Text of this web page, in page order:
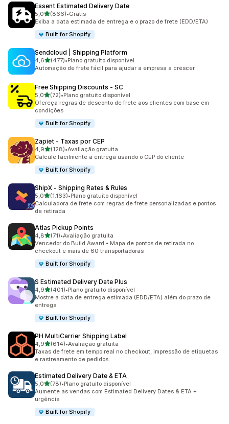
Essent Estimated Delivery Date
5,0de 5 estrelas
(866)
866 avaliações ao todo
•Grátis
Exiba a data estimada de entrega e o prazo de frete (EDD/ETA)
Built for Shopify
Sendcloud | Shipping Platform
4,6de 5 estrelas
(477)
477 avaliações ao todo
•Plano gratuito disponível
Automação de frete fácil para ajudar a empresa a crescer.
Free Shipping Discounts ‑ SC
5,0de 5 estrelas
(72)
72 avaliações ao todo
•Plano gratuito disponível
Ofereça regras de desconto de frete aos clientes com base em
condições
Built for Shopify
Zapiet ‑ Taxas por CEP
4,9de 5 estrelas
(128)
128 avaliações ao todo
•Avaliação gratuita
Calcule facilmente a entrega usando o CEP do cliente
Built for Shopify
ShipX ‑ Shipping Rates & Rules
5,0de 5 estrelas
(1.163)
1163 avaliações ao todo
•Plano gratuito disponível
Calculadora de frete com regras de frete personalizadas e pontos
de retirada
Atlas Pickup Points
4,8de 5 estrelas
(71)
71 avaliações ao todo
•Avaliação gratuita
Vencedor do Build Award • Mapa de pontos de retirada no
checkout e mais de 60 transportadoras
Built for Shopify
S Estimated Delivery Date Plus
4,9de 5 estrelas
(401)
401 avaliações ao todo
•Plano gratuito disponível
Mostre a data de entrega estimada (EDD/ETA) além do prazo de
entrega
Built for Shopify
PH MultiCarrier Shipping Label
4,9de 5 estrelas
(614)
614 avaliações ao todo
•Avaliação gratuita
Taxas de frete em tempo real no checkout, impressão de etiquetas
e rastreamento de pedidos.
Estimated Delivery Date & ETA
5,0de 5 estrelas
(78)
78 avaliações ao todo
•Plano gratuito disponível
Aumente as vendas com Estimated Delivery Dates & ETA +
urgência
Built for Shopify